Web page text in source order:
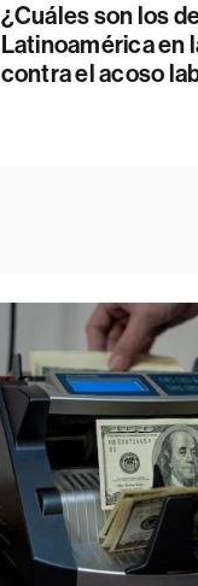
¿Cuáles son los
Latinoamérica en
contra el acoso